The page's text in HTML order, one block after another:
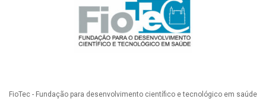
FioTec - Fundação para desenvolvimento científico e tecnológico em saúde